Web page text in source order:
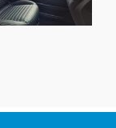
Zwart